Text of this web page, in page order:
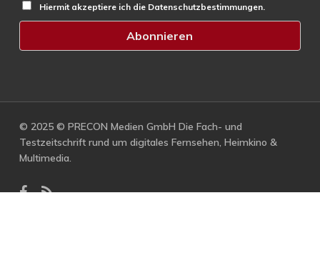
Hiermit akzeptiere ich die Datenschutzbestimmungen.
© 2025 © PRECON Medien GmbH Die Fach- und
Testzeitschrift rund um digitales Fernsehen, Heimkino &
Multimedia.
facebook
RSS